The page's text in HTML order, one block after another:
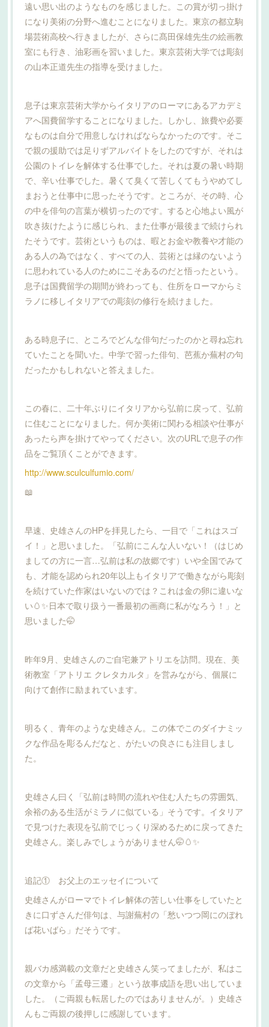
遠い思い出のようなものを感じました。この賞が切っ掛け
になり美術の分野へ進むことになりました。東京の都立駒
場芸術高校へ行きましたが、さらに髙田保雄先生の絵画教
室にも行き、油彩画を習いました。東京芸術大学では彫刻
の山本正道先生の指導を受けました。
息子は東京芸術大学からイタリアのローマにあるアカデミ
アへ国費留学することになりました。しかし、旅費や必要
なものは自分で用意しなければならなかったのです。そこ
で親の援助では足りずアルバイトをしたのですが、それは
公園のトイレを解体する仕事でした。それは夏の暑い時期
で、辛い仕事でした。暑くて臭くて苦しくてもうやめてし
まおうと仕事中に思ったそうです。ところが、その時、心
の中を俳句の言葉が横切ったのです。すると心地よい風が
吹き抜けたように感じられ、また仕事が最後まで続けられ
たそうです。芸術というものは、暇とお金や教養や才能の
ある人の為ではなく、すべての人、芸術とは縁のないよう
に思われている人のためにこそあるのだと悟ったという。
息子は国費留学の期間が終わっても、住所をローマからミ
ラノに移しイタリアでの彫刻の修行を続けました。
ある時息子に、ところでどんな俳句だったのかと尋ね忘れ
ていたことを聞いた。中学で習った俳句、芭蕉か蕪村の句
だったかもしれないと答えました。
この春に、二十年ぶりにイタリアから弘前に戻って、弘前
に住むことになりました。何か美術に関わる相談や仕事が
あったら声を掛けてやってください。次のURLで息子の作
品をご覧頂くことができます。
http://www.sculculfumio.com/
📖
早速、史雄さんのHPを拝見したら、一目で「これはスゴ
イ！」と思いました。「弘前にこんな人いない！（はじめ
ましての方に一言…弘前は私の故郷です）いや全国でみて
も、才能を認められ20年以上もイタリアで働きながら彫刻
を続けていた作家はいないのでは？これは金の卵に違いな
い🥚✨日本で取り扱う一番最初の画商に私がなろう！」と
思いました🤭
昨年9月、史雄さんのご自宅兼アトリエを訪問。現在、美
術教室「アトリエ クレタカルタ」を営みながら、個展に
向けて創作に励まれています。
明るく、青年のような史雄さん。この体でこのダイナミッ
クな作品を彫るんだなと、がたいの良さにも注目しまし
た。
史雄さん曰く「弘前は時間の流れや住む人たちの雰囲気、
余裕のある生活がミラノに似ている」そうです。イタリア
で見つけた表現を弘前でじっくり深めるために戻ってきた
史雄さん。楽しみでしょうがありません🤭🥚✨
追記① お父上のエッセイについて
史雄さんがローマでトイレ解体の苦しい仕事をしていたと
きに口ずさんだ俳句は、与謝蕪村の「愁いつつ岡にのぼれ
ば花いばら」だそうです。
親バカ感満載の文章だと史雄さん笑ってましたが、私はこ
の文章から「孟母三遷」という故事成語を思い出していま
した。（ご両親も転居したのではありませんが。）史雄さ
んもご両親の後押しに感謝しています。